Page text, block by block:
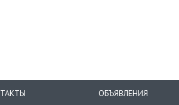
ОБЪЯВЛЕНИЯ